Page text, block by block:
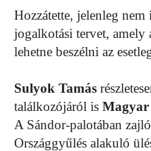
Hozzátette, jelenleg
jogalkotási tervet, amely
lehetne beszélni az
Sulyok Tamás
találkozójáról is Magyar
A Sándor-palotában
Országgyűlés alakuló